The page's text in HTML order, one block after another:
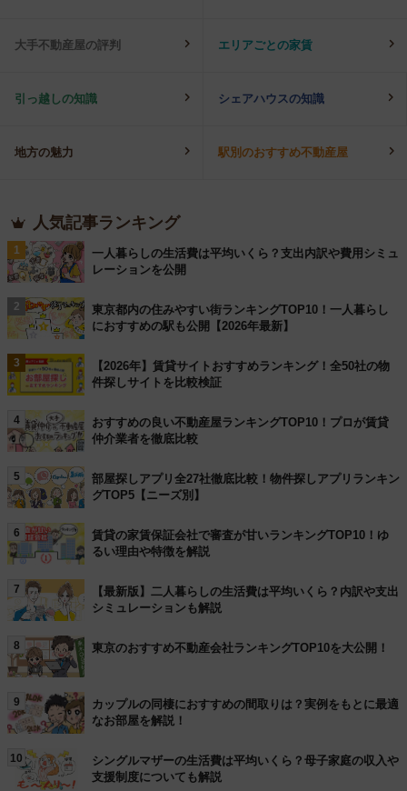
大手不動産屋の評判 エリアごとの家賃
引っ越しの知識 シェアハウスの知識
地方の魅力 駅別のおすすめ不動産屋
人気記事ランキング
1
一人暮らしの生活費は平均いくら？支出内訳や費用シミュ
レーションを公開
2
東京都内の住みやすい街ランキングTOP10！一人暮らし
におすすめの駅も公開【2026年最新】
3
【2026年】賃貸サイトおすすめランキング！全50社の物
件探しサイトを比較検証
4
おすすめの良い不動産屋ランキングTOP10！プロが賃貸
仲介業者を徹底比較
5
部屋探しアプリ全27社徹底比較！物件探しアプリランキン
グTOP5【ニーズ別】
6
賃貸の家賃保証会社で審査が甘いランキングTOP10！ゆ
るい理由や特徴を解説
7
【最新版】二人暮らしの生活費は平均いくら？内訳や支出
シミュレーションも解説
8 東京のおすすめ不動産会社ランキングTOP10を大公開！
9
カップルの同棲におすすめの間取りは？実例をもとに最適
なお部屋を解説！
10
シングルマザーの生活費は平均いくら？母子家庭の収入や
支援制度についても解説